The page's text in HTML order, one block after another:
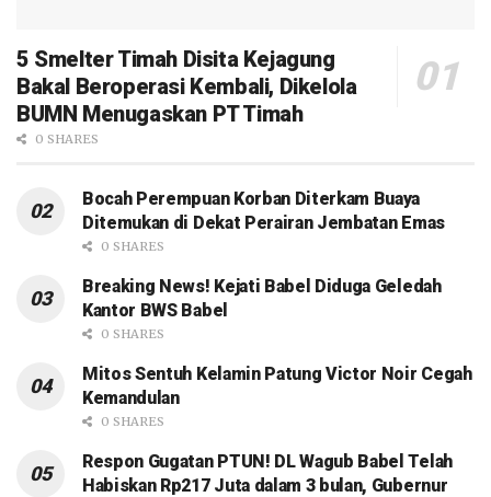
5 Smelter Timah Disita Kejagung
Bakal Beroperasi Kembali, Dikelola
BUMN Menugaskan PT Timah
0 SHARES
Bocah Perempuan Korban Diterkam Buaya
Ditemukan di Dekat Perairan Jembatan Emas
0 SHARES
Breaking News! Kejati Babel Diduga Geledah
Kantor BWS Babel
0 SHARES
Mitos Sentuh Kelamin Patung Victor Noir Cegah
Kemandulan
0 SHARES
Respon Gugatan PTUN! DL Wagub Babel Telah
Habiskan Rp217 Juta dalam 3 bulan, Gubernur